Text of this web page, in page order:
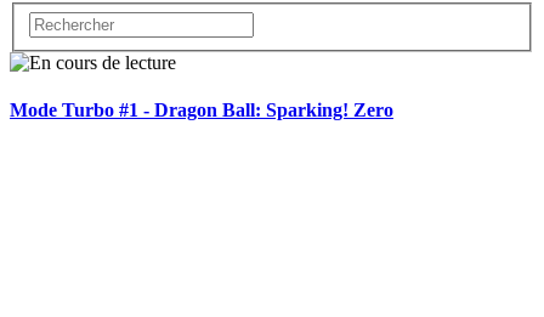
Mode Turbo #1 - Dragon Ball: Sparking! Zero